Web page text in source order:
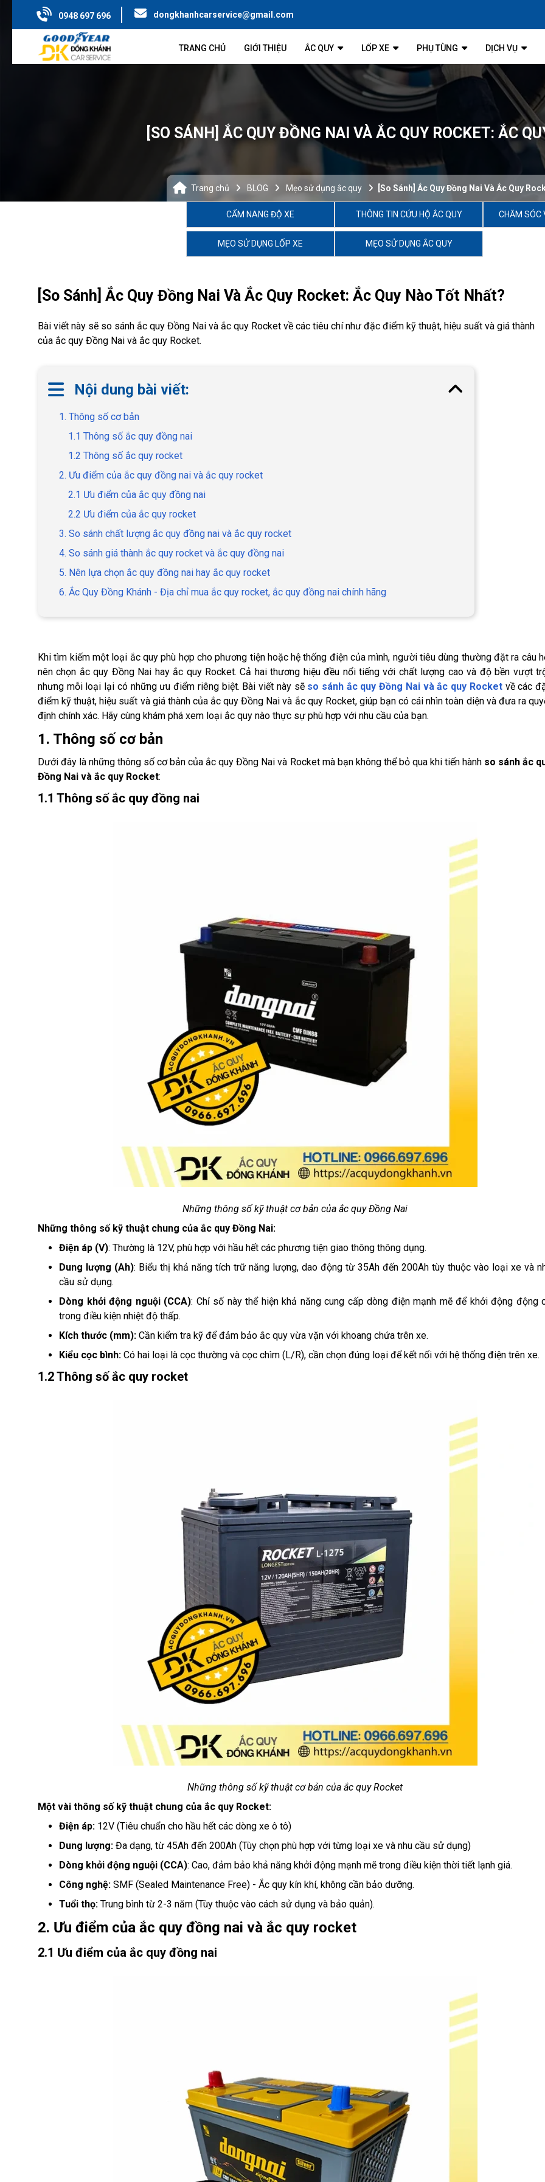
0948 697 696 dongkhanhcarservice@gmail.com
TRANG CHỦ GIỚI THIỆU ẮC QUY LỐP XE PHỤ TÙNG DỊCH VỤ
[SO SÁNH] ẮC QUY ĐỒNG NAI VÀ ẮC QUY ROCKET: ẮC
Trang chủ BLOG Mẹo sử dụng ắc quy [So Sánh] Ắc Quy Đồng Nai Và Ắc Quy
CẨM NANG ĐỘ XE THÔNG TIN CỨU HỘ ẮC QUY CHĂM SÓC
MẸO SỬ DỤNG LỐP XE MẸO SỬ DỤNG ẮC QUY
[So Sánh] Ắc Quy Đồng Nai Và Ắc Quy Rocket: Ắc Quy Nào Tốt Nhất?
Bài viết này sẽ so sánh ắc quy Đồng Nai và ắc quy Rocket về các tiêu chí như đặc điểm kỹ thuật, hiệu suất và giá thành
của ắc quy Đồng Nai và ắc quy Rocket.
Nội dung bài viết:
1. Thông số cơ bản
1.1 Thông số ắc quy đồng nai
1.2 Thông số ắc quy rocket
2. Ưu điểm của ắc quy đồng nai và ắc quy rocket
2.1 Ưu điểm của ắc quy đồng nai
2.2 Ưu điểm của ắc quy rocket
3. So sánh chất lượng ắc quy đồng nai và ắc quy rocket
4. So sánh giá thành ắc quy rocket và ắc quy đồng nai
5. Nên lựa chọn ắc quy đồng nai hay ắc quy rocket
6. Ắc Quy Đồng Khánh - Địa chỉ mua ắc quy rocket, ắc quy đồng nai chính hãng
Khi tìm kiếm một loại ắc quy phù hợp cho phương tiện hoặc hệ thống điện của mình, người tiêu dùng thường đặt ra câu
nên chọn ắc quy Đồng Nai hay ắc quy Rocket. Cả hai thương hiệu đều nổi tiếng với chất lượng cao và độ bền vượt
nhưng mỗi loại lại có những ưu điểm riêng biệt. Bài viết này sẽ so sánh ắc quy Đồng Nai và ắc quy Rocketvề các
điểm kỹ thuật, hiệu suất và giá thành của ắc quy Đồng Nai và ắc quy Rocket, giúp bạn có cái nhìn toàn diện và đưa ra
định chính xác. Hãy cùng khám phá xem loại ắc quy nào thực sự phù hợp với nhu cầu của bạn.
1. Thông số cơ bản
Dưới đây là những thông số cơ bản của ắc quy Đồng Nai và Rocket mà bạn không thể bỏ qua khi tiến hành so sánh ắc
Đồng Nai và ắc quy Rocket:
1.1 Thông số ắc quy đồng nai
Những thông số kỹ thuật cơ bản của ắc quy Đồng Nai
Những thông số kỹ thuật chung của ắc quy Đồng Nai:
Điện áp (V): Thường là 12V, phù hợp với hầu hết các phương tiện giao thông thông dụng.
Dung lượng (Ah): Biểu thị khả năng tích trữ năng lượng, dao động từ 35Ah đến 200Ah tùy thuộc vào loại xe và
cầu sử dụng.
Dòng khởi động nguội (CCA): Chỉ số này thể hiện khả năng cung cấp dòng điện mạnh mẽ để khởi động động
trong điều kiện nhiệt độ thấp.
Kích thước (mm): Cần kiểm tra kỹ để đảm bảo ắc quy vừa vặn với khoang chứa trên xe.
Kiểu cọc bình: Có hai loại là cọc thường và cọc chìm (L/R), cần chọn đúng loại để kết nối với hệ thống điện trên xe.
1.2 Thông số ắc quy rocket
Những thông số kỹ thuật cơ bản của ắc quy Rocket
Một vài thông số kỹ thuật chung của ắc quy Rocket:
Điện áp: 12V (Tiêu chuẩn cho hầu hết các dòng xe ô tô)
Dung lượng: Đa dạng, từ 45Ah đến 200Ah (Tùy chọn phù hợp với từng loại xe và nhu cầu sử dụng)
Dòng khởi động nguội (CCA): Cao, đảm bảo khả năng khởi động mạnh mẽ trong điều kiện thời tiết lạnh giá.
Công nghệ: SMF (Sealed Maintenance Free) - Ắc quy kín khí, không cần bảo dưỡng.
Tuổi thọ: Trung bình từ 2-3 năm (Tùy thuộc vào cách sử dụng và bảo quản).
2. Ưu điểm của ắc quy đồng nai và ắc quy rocket
2.1 Ưu điểm của ắc quy đồng nai